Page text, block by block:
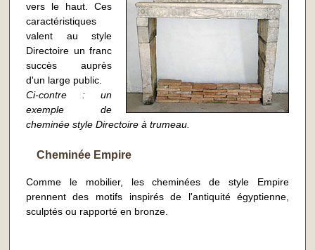
vers le haut. Ces
caractéristiques
valent au style
Directoire un franc
succès auprès
d'un large public.
Ci-contre
: un
exemple de
cheminée style Directoire à trumeau.
Cheminée Empire
Comme le mobilier, les cheminées de style Empire
prennent des motifs inspirés de l'antiquité égyptienne,
sculptés ou rapporté en bronze.